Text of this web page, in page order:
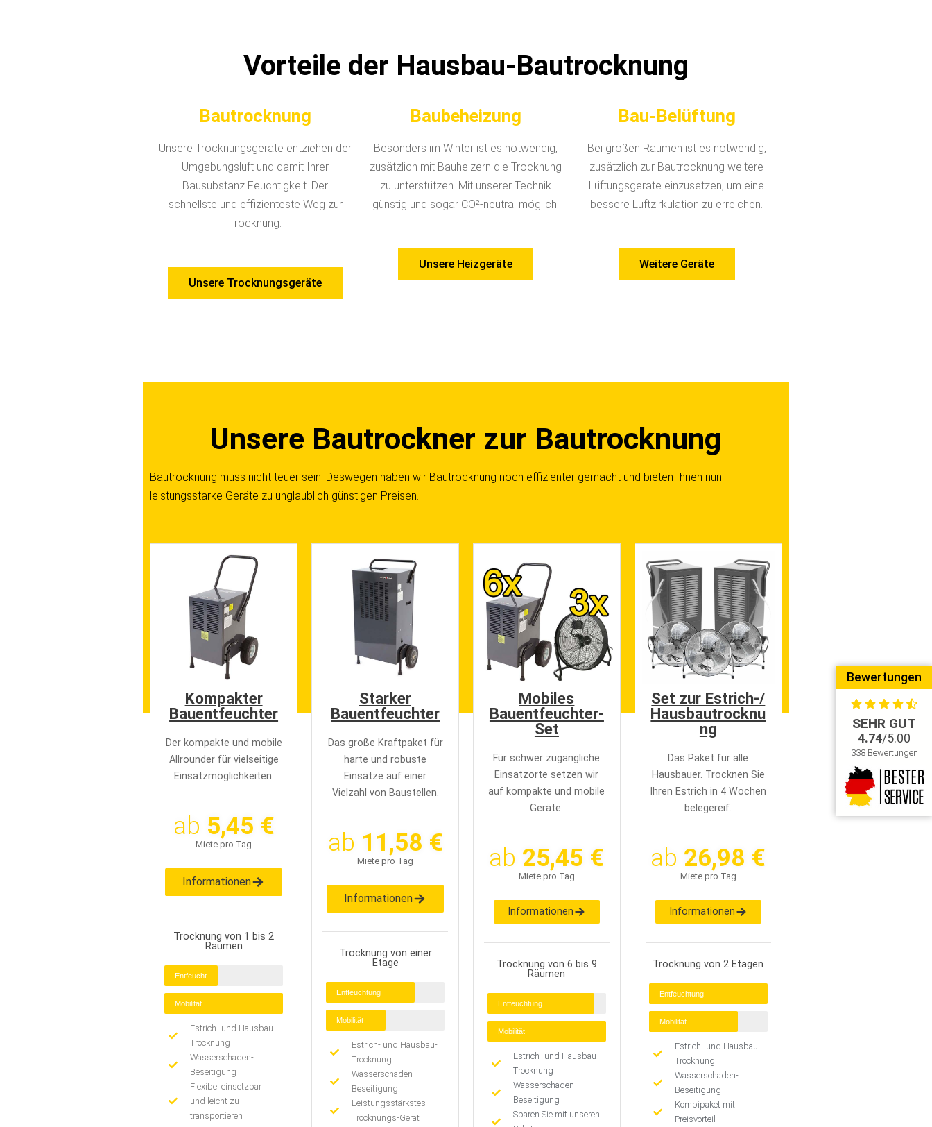
Vorteile der Hausbau-Bautrocknung
Bautrocknung
Unsere Trocknungsgeräte entziehen der
Umgebungsluft und damit Ihrer
Bausubstanz Feuchtigkeit. Der
schnellste und effizienteste Weg zur
Trocknung.
Unsere Trocknungsgeräte
Baubeheizung
Besonders im Winter ist es notwendig,
zusätzlich mit Bauheizern die Trocknung
zu unterstützen. Mit unserer Technik
günstig und sogar CO²-neutral möglich.
Unsere Heizgeräte
Bau-Belüftung
Bei großen Räumen ist es notwendig,
zusätzlich zur Bautrocknung weitere
Lüftungsgeräte einzusetzen, um eine
bessere Luftzirkulation zu erreichen.
Weitere Geräte
Unsere Bautrockner zur Bautrocknung
Bautrocknung muss nicht teuer sein. Deswegen haben wir Bautrocknung noch effizienter gemacht und bieten Ihnen nun
leistungsstarke Geräte zu unglaublich günstigen Preisen.
Kompakter
Bauentfeuchter
Der kompakte und mobile
Allrounder für vielseitige
Einsatzmöglichkeiten.
ab 5,45 €
Miete pro Tag
Informationen
Trocknung von 1 bis 2
Räumen
Mobilität
Estrich- und Hausbau-
Trocknung
Wasserschaden-
Beseitigung
Flexibel einsetzbar
und leicht zu
transportieren
Starker
Bauentfeuchter
Das große Kraftpaket für
harte und robuste
Einsätze auf einer
Vielzahl von Baustellen.
ab 11,58 €
Miete pro Tag
Informationen
Trocknung von einer
Etage
Entfeuchtung
Mobilität
Estrich- und Hausbau-
Trocknung
Wasserschaden-
Beseitigung
Leistungsstärkstes
Trocknungs-Gerät
Mobiles
Bauentfeuchter-
Set
Für schwer zugängliche
Einsatzorte setzen wir
auf kompakte und mobile
Geräte.
ab 25,45 €
Miete pro Tag
Informationen
Trocknung von 6 bis 9
Räumen
Entfeuchtung
Mobilität
Estrich- und Hausbau-
Trocknung
Wasserschaden-
Beseitigung
Sparen Sie mit unseren
Set zur Estrich-/
Hausbautrocknu
ng
Das Paket für alle
Hausbauer. Trocknen Sie
Ihren Estrich in 4 Wochen
belegereif.
ab 26,98 €
Miete pro Tag
Informationen
Trocknung von 2 Etagen
Entfeuchtung
Mobilität
Estrich- und Hausbau-
Trocknung
Wasserschaden-
Beseitigung
Kombipaket mit
Preisvorteil
Bewertungen
SEHR GUT
4.74/5.00
338 Bewertungen